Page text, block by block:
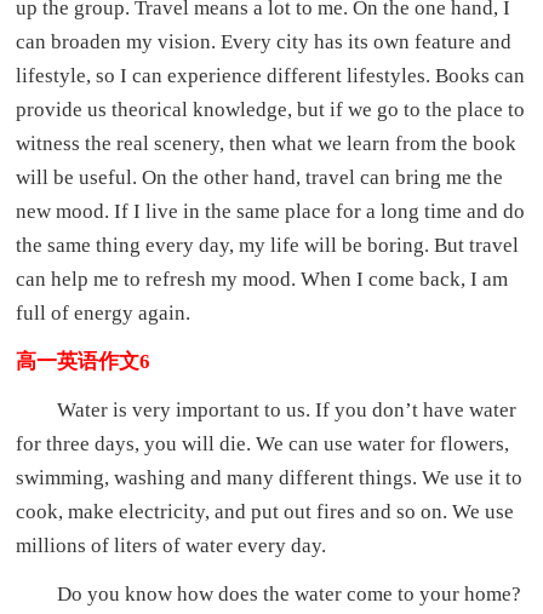
up the group. Travel means a lot to me. On the one hand, I
can broaden my vision. Every city has its own feature and
lifestyle, so I can experience different lifestyles. Books can
provide us theorical knowledge, but if we go to the place to
witness the real scenery, then what we learn from the book
will be useful. On the other hand, travel can bring me the
new mood. If I live in the same place for a long time and do
the same thing every day, my life will be boring. But travel
can help me to refresh my mood. When I come back, I am
full of energy again.
高一英语作文6
Water is very important to us. If you don’t have water
for three days, you will die. We can use water for flowers,
swimming, washing and many different things. We use it to
cook, make electricity, and put out fires and so on. We use
millions of liters of water every day.
Do you know how does the water come to your home?